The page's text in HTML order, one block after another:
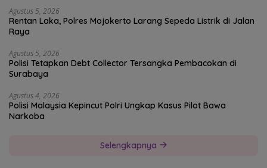
Agustus 5, 2026
Rentan Laka, Polres Mojokerto Larang Sepeda Listrik di Jalan
Raya
Agustus 5, 2026
Polisi Tetapkan Debt Collector Tersangka Pembacokan di
Surabaya
Agustus 4, 2026
Polisi Malaysia Kepincut Polri Ungkap Kasus Pilot Bawa
Narkoba
Selengkapnya